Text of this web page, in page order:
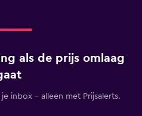
als de prijs omlaag
inbox - alleen met Prijsalerts.